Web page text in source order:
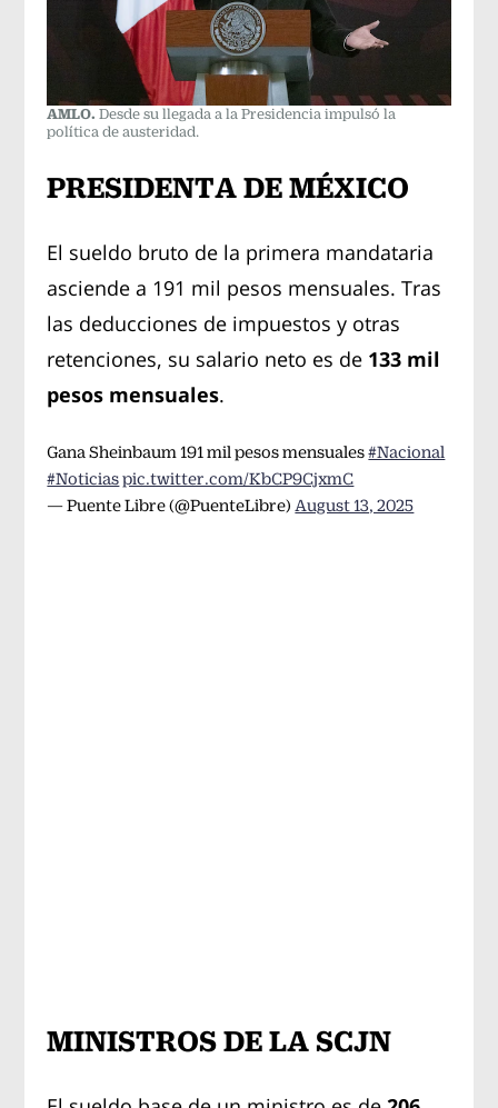
AMLO.Desde su llegada a la Presidencia impulsó la
política de austeridad.
PRESIDENTA DE MÉXICO
El sueldo bruto de la primera mandataria
asciende a 191 mil pesos mensuales. Tras
las deducciones de impuestos y otras
retenciones, su salario neto es de 133 mil
pesos mensuales.
Gana Sheinbaum 191 mil pesos mensuales#Nacional
#Noticias pic.twitter.com/KbCP9CjxmC
— Puente Libre (@PuenteLibre) August 13, 2025
MINISTROS DE LA SCJN